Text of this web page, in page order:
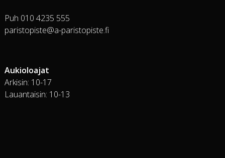
Puh 010 4235 555
paristopiste@a-paristopiste.fi
Aukioloajat
Arkisin: 10-17
Lauantaisin: 10-13